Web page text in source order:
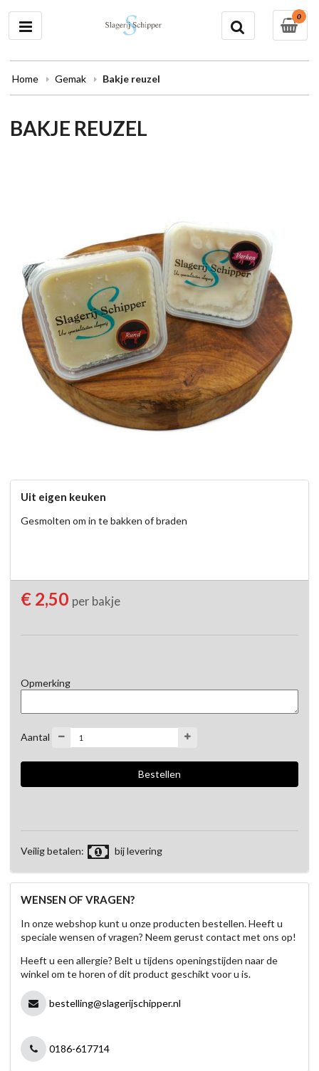
0
Home Gemak Bakje reuzel
BAKJE REUZEL
Uit eigen keuken
Gesmolten om in te bakken of braden
€ 2,50 per bakje
Opmerking
Aantal
Veilig betalen: bij levering
WENSEN OF VRAGEN?
In onze webshop kunt u onze producten bestellen. Heeft u
speciale wensen of vragen? Neem gerust contact met ons op!
Heeft u een allergie? Belt u tijdens openingstijden naar de
winkel om te horen of dit product geschikt voor u is.
bestelling@slagerijschipper.nl
0186-617714